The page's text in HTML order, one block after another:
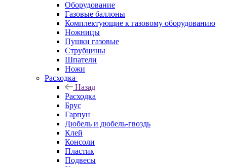
Оборудование
Газовые баллоны
Комплектующие к газовому оборудованию
Ножницы
Пушки газовые
Струбцины
Шпатели
Ножи
Расходка
Назад
Расходка
Брус
Гарпун
Дюбель и дюбель-гвоздь
Клей
Консоли
Пластик
Подвесы